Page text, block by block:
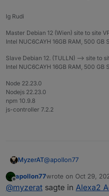
lg Rudi
Master Debian 12 (Wien) site to site
Intel NUC6CAYH 16GB RAM, 500 GB
Slave Debian 12. (TULLN) --> site to
Intel NUC6CAYH 16GB RAM, 500 GB
Node 22.23.0
Nodejs 22.23.0
npm 10.9.8
js-controller 7.2.2
MyzerAT@apollon77
also alles auf 900?
apollon77wrote on Oct 29,
last edited by
@myzerat sagte in Alexa2